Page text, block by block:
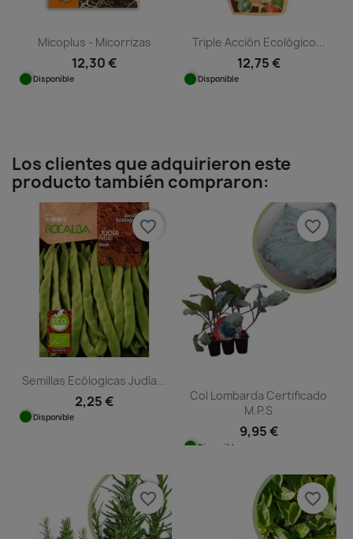
Micoplus - Micorrizas
12,30 €
Disponible
Triple Acción Ecológico...
12,75 €
Disponible
Los clientes que adquirieron este
producto también compraron:
Semillas Ecólogicas Judía...
2,25 €
Disponible
favorite_border
Col Lombarda Certificado
M.P.S
9,95 €
Disponible
favorite_border
favorite_border favorite_border